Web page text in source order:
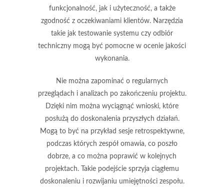
funkcjonalność, jak i użyteczność, a także
zgodność z oczekiwaniami klientów. Narzędzia
takie jak testowanie systemu czy odbiór
techniczny mogą być pomocne w ocenie jakości
wykonania.
Nie można zapominać o regularnych
przeglądach i analizach po zakończeniu projektu.
Dzięki nim można wyciągnąć wnioski, które
posłużą do doskonalenia przyszłych działań.
Mogą to być na przykład sesje retrospektywne,
podczas których zespół omawia, co poszło
dobrze, a co można poprawić w kolejnych
projektach. Takie podejście sprzyja ciągłemu
doskonaleniu i rozwijaniu umiejętności zespołu.